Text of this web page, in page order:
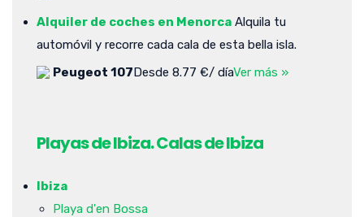
Alquiler de coches en Menorca Alquila tu
automóvil y recorre cada cala de esta bella isla.
Peugeot 107Desde 8.77 €/ díaVer más »
Playas de Ibiza. Calas de Ibiza
Ibiza
Playa d'en Bossa